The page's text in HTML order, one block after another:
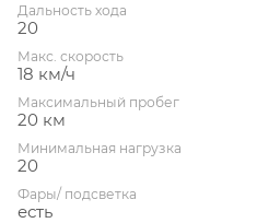
Дальность хода
20
Макс. скорость
18 км/ч
Максимальный пробег
20 км
Минимальная нагрузка
20
Фары/ подсветка
есть